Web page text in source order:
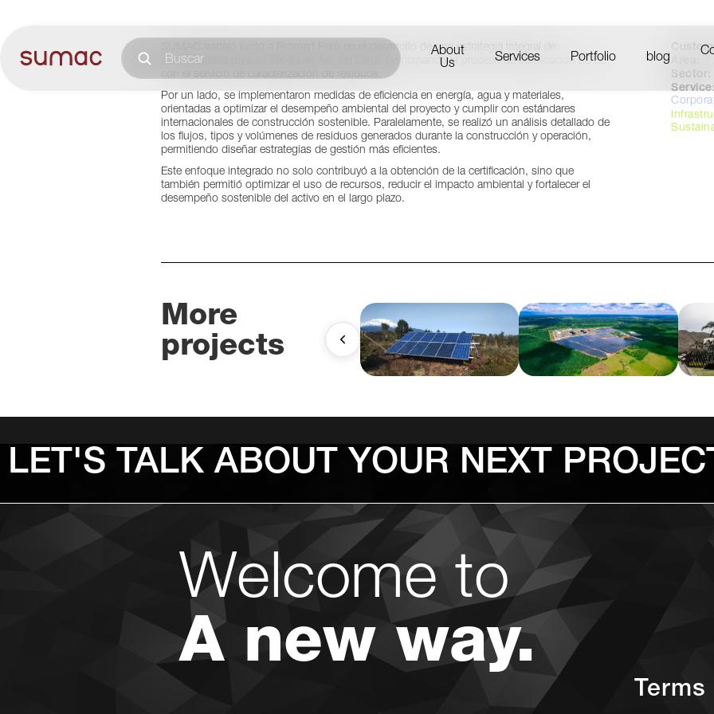
About
Us
Services Portfolio blog
SUMAC trabajó junto a Promart Perú en el desarrollo de una estrategia integral de
sostenibilidad para su tienda en Ate, en Lima, combinando el proceso de certificación EDGE
Por un lado, se implementaron medidas de eficiencia en energía, agua y materiales,
orientadas a optimizar el desempeño ambiental del proyecto y cumplir con estándares
internacionales de construcción sostenible. Paralelamente, se realizó un análisis detallado de
los flujos, tipos y volúmenes de residuos generados durante la construcción y operación,
permitiendo diseñar estrategias de gestión más eficientes.
Este enfoque integrado no solo contribuyó a la obtención de la certificación, sino que
también permitió optimizar el uso de recursos, reducir el impacto ambiental y fortalecer el
desempeño sostenible del activo en el largo plazo.
Sector:
Service:
More
projects
LET'S TALK ABOUT YOUR NEXT
Welcome to
A new way.